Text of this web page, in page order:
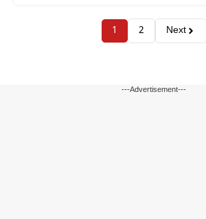
1 2 Next
---Advertisement---